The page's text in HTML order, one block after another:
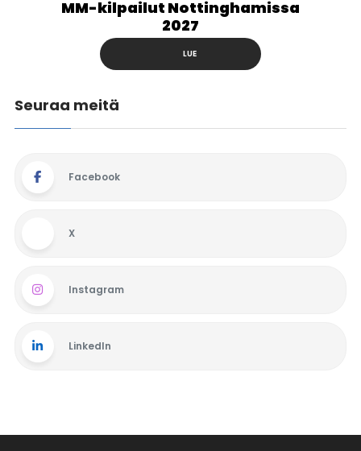
MM-kilpailut Nottinghamissa
2027
LUE
Seuraa meitä
Facebook
X
Instagram
LinkedIn